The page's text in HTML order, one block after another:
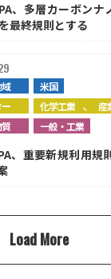
、多層カーボンナ
最終規則とする
米国
化学工業 、産
一般・工業
、重要新規利用規
Load More